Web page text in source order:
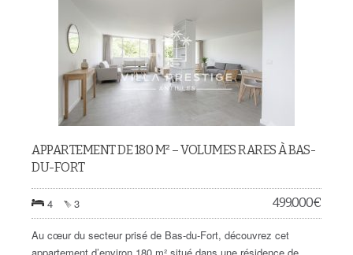
APPARTEMENT DE 180 M² – VOLUMES RARES À BAS-
DU-FORT
4 3 499.000€
Au cœur du secteur prisé de Bas-du-Fort, découvrez cet